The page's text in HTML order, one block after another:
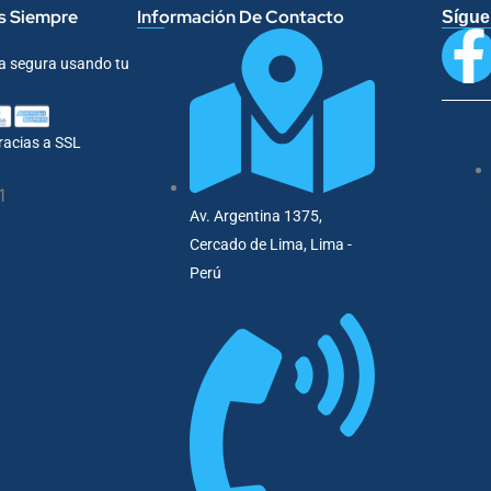
Siempre
segura usando tu
a SSL
Información De Contacto
Av. Argentina 1375,
Cercado de Lima, Lima -
Perú
c